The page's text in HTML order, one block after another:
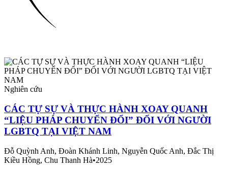
Nghiên cứu
CÁC TỰ SỰ VÀ THỰC HÀNH XOAY QUANH
“LIỆU PHÁP CHUYỂN ĐỔI” ĐỐI VỚI NGƯỜI
LGBTQ TẠI VIỆT NAM
Đỗ Quỳnh Anh, Đoàn Khánh Linh, Nguyễn Quốc Anh, Đắc Thị
Kiều Hồng, Chu Thanh Hà•2025